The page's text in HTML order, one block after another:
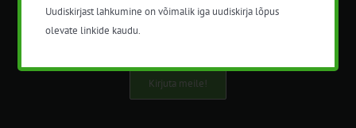
info@pikk.ee
Kirjuta meile!
Uudiskirjast lahkumine on võimalik iga uudiskirja lõpus
olevate linkide kaudu.